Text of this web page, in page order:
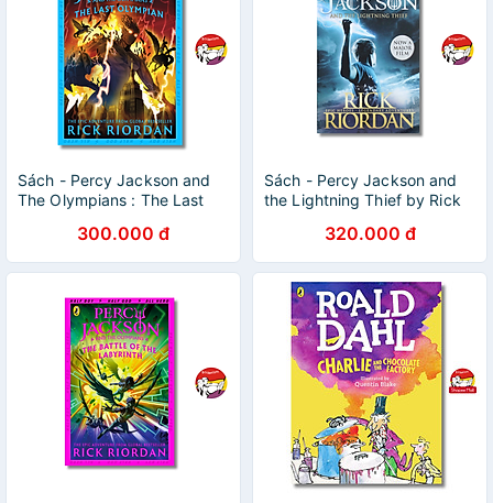
Sách - Percy Jackson and
The Olympians : The Last
Riordan|Sách tiếng anh|
Thiếu nhi
300.000 đ
Sách - Percy Jackson and
the Lightning Thief by Rick
320.000 đ